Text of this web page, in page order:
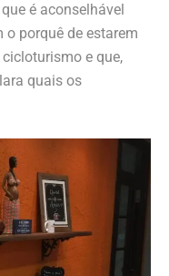
é aconselhável
porquê de estarem
e que,
quais os